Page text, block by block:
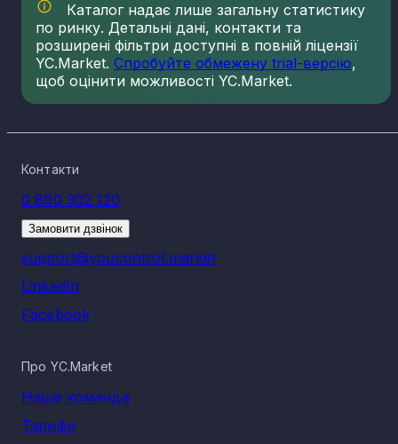
Каталог надає лише загальну статистику
по ринку. Детальні дані, контакти та
розширені фільтри доступні в повній ліцензії
YC.Market. Спробуйте обмежену trial-версію,
щоб оцінити можливості YC.Market.
Контакти
0 800 302 120
Замовити дзвінок
support@youcontrol.market
LinkedIn
Facebook
Про YC.Market
Наша команда
Тарифи